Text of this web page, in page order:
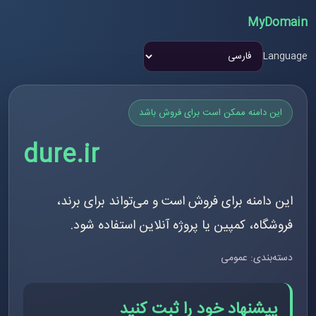
MyDomain
Language
این دامنه ممکن است برای فروش باشد
dure.ir
این دامنه برای فروش است و می‌تواند برای برند،
فروشگاه، کمپین یا پروژه آنلاین استفاده شود.
دسته‌بندی: عمومی
پیشنهاد خود را ثبت کنید